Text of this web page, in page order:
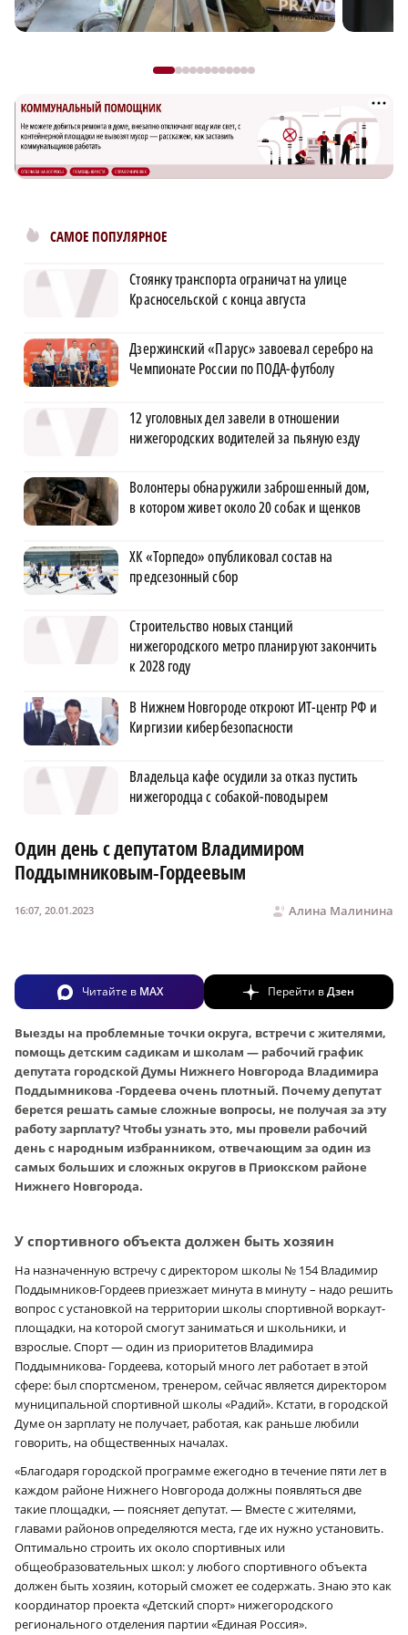
САМОЕ ПОПУЛЯРНОЕ
Стоянку транспорта ограничат на улице
Красносельской с конца августа
Дзержинский «Парус» завоевал серебро на
Чемпионате России по ПОДА-футболу
12 уголовных дел завели в отношении
нижегородских водителей за пьяную езду
Волонтеры обнаружили заброшенный дом,
в котором живет около 20 собак и щенков
ХК «Торпедо» опубликовал состав на
предсезонный сбор
Строительство новых станций
нижегородского метро планируют закончить
к 2028 году
В Нижнем Новгороде откроют ИТ-центр РФ и
Киргизии кибербезопасности
Владельца кафе осудили за отказ пустить
нижегородца с собакой-поводырем
Один день с депутатом Владимиром
Поддымниковым-Гордеевым
Алина Малинина
16:07, 20.01.2023
Читайте в MAX Перейти вДзен
Выезды на проблемные точки округа, встречи с жителями,
помощь детским садикам и школам — рабочий график
депутата городской Думы Нижнего Новгорода Владимира
Поддымникова ‑Гордеева очень плотный. Почему депутат
берется решать самые сложные вопросы, не получая за эту
работу зарплату? Чтобы узнать это, мы провели рабочий
день с народным избранником, отвечающим за один из
самых больших и сложных округов в Приокском районе
Нижнего Новгорода.
У спортивного объекта должен быть хозяин
На назначенную встречу с директором школы № 154 Владимир
Поддымников-Гордеев приезжает минута в минуту – надо решить
вопрос с установкой на территории школы спортивной воркаут-
площадки, на которой смогут заниматься и школьники, и
взрослые. Спорт — один из приоритетов Владимира
Поддымникова- Гордеева, который много лет работает в этой
сфере: был спортсменом, тренером, сейчас является директором
муниципальной спортивной школы «Радий». Кстати, в городской
Думе он зарплату не получает, работая, как раньше любили
говорить, на общественных началах.
«Благодаря городской программе ежегодно в течение пяти лет в
каждом районе Нижнего Новгорода должны появляться две
такие площадки, — поясняет депутат. — Вместе с жителями,
главами районов определяются места, где их нужно установить.
Оптимально строить их около спортивных или
общеобразовательных школ: у любого спортивного объекта
должен быть хозяин, который сможет ее содержать. Знаю это как
координатор проекта «Детский спорт» нижегородского
регионального отделения партии «Единая Россия».